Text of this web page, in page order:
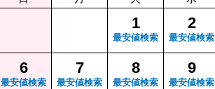
1
最安値検索
2
最安値検索
6
最安値検索
7
最安値検索
8
最安値検索
9
最安値検索